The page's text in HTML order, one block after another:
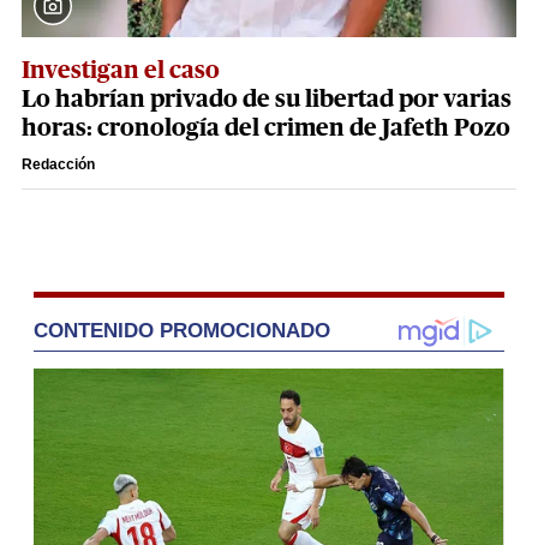
Investigan el caso
Lo habrían privado de su libertad por varias
horas: cronología del crimen de Jafeth Pozo
Redacción
CONTENIDO PROMOCIONADO